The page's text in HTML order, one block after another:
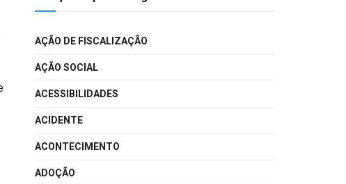
AÇÃO DE FISCALIZAÇÃO
AÇÃO SOCIAL
ACESSIBILIDADES
ACIDENTE
ACONTECIMENTO
ADOÇÃO